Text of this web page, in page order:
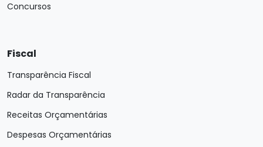
Concursos
Fiscal
Transparência Fiscal
Radar da Transparência
Receitas Orçamentárias
Despesas Orçamentárias